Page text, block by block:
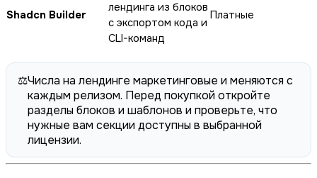
Shadcn Builder
лендинга из блоков
с экспортом кода и
CLI-команд
Платные
⚖️Числа на лендинге маркетинговые и меняются с
каждым релизом. Перед покупкой откройте
разделы блоков и шаблонов и проверьте, что
нужные вам секции доступны в выбранной
лицензии.